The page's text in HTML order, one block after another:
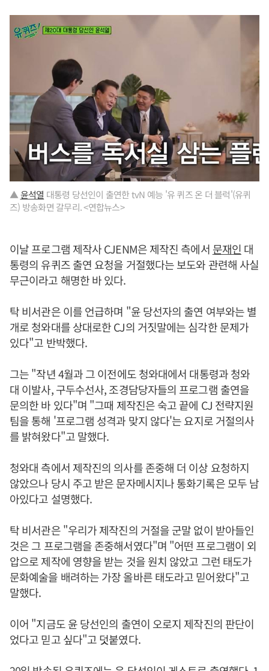
▲윤석열 대통령 당선인이 출연한 tvN 예능 '유 퀴즈 온 더 블럭'(유퀴
즈) 방송화면 갈무리. <연합뉴스>
이날 프로그램 제작사 CJENM은 제작진 측에서 문재인 대
통령의 유퀴즈 출연 요청을 거절했다는 보도와 관련해 사실
무근이라고 해명한 바 있다.
탁 비서관은 이를 언급하며 "윤 당선자의 출연 여부와는 별
개로 청와대를 상대로한 CJ의 거짓말에는 심각한 문제가
있다"고 반박했다.
그는 "작년 4월과 그 이전에도 청와대에서 대통령과 청와
대 이발사, 구두수선사, 조경담당자들의 프로그램 출연을
문의한 바 있다"며 "그때 제작진은 숙고 끝에 CJ 전략지원
팀을 통해 '프로그램 성격과 맞지 않다'는 요지로 거절의사
를 밝혀왔다"고 말했다.
청와대 측에서 제작진의 의사를 존중해 더 이상 요청하지
않았으나 당시 주고 받은 문자메시지나 통화기록은 모두 남
아있다고 설명했다.
탁 비서관은 "우리가 제작진의 거절을 군말 없이 받아들인
것은 그 프로그램을 존중해서였다"며 "어떤 프로그램이 외
압으로 제작에 영향을 받는 것을 원치 않았고 그런 태도가
문화예술을 배려하는 가장 올바른 태도라고 믿어왔다"고
말했다.
이어 "지금도 윤 당선인의 출연이 오로지 제작진의 판단이
었다고 믿고 싶다"고 덧붙였다.